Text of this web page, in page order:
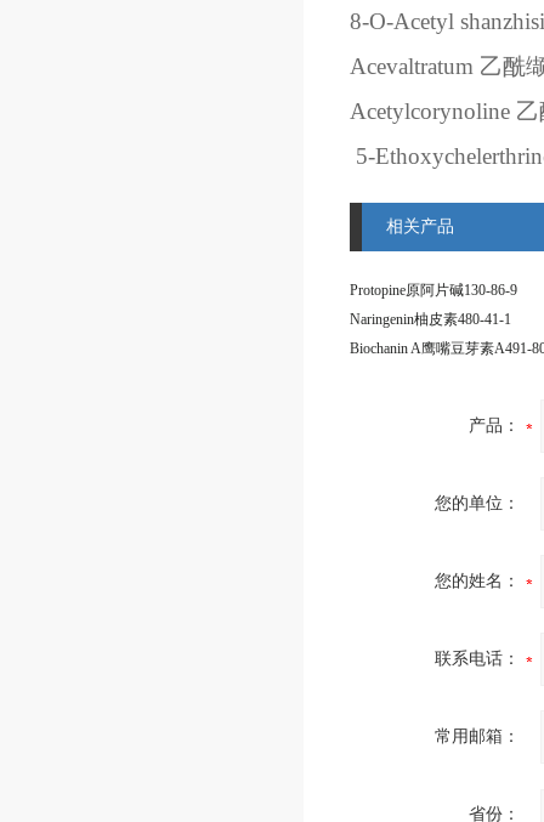
8-O-Acetyl
Acevaltratum 乙酰
Acetylcorynoline
5-
相关产品
Protopine原阿片碱130-86-9
Naringenin柚皮素480-41-1
Biochanin A鹰嘴豆芽素A491-
产品：
您的单位：
您的姓名：
联系电话：
常用邮箱：
省份：